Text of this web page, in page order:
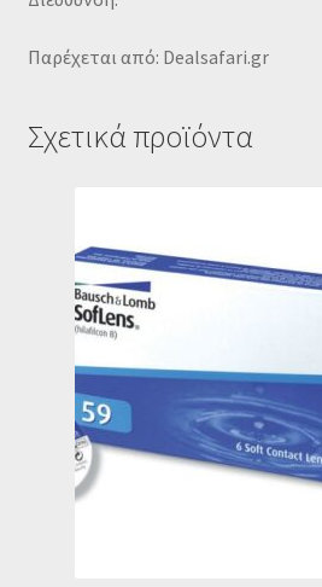
Παρέχεται από: Dealsafari.gr
Σχετικά προϊόντα